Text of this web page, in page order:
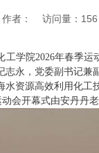
者： 访问量： 156
学院2026年春季
永，党委副书记
资源高效利用化
会开幕式由安丹丹老